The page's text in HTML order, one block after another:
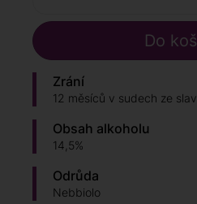
Zrání
12 měsíců v sudech ze
Obsah alkoholu
14,5%
Odrůda
Nebbiolo